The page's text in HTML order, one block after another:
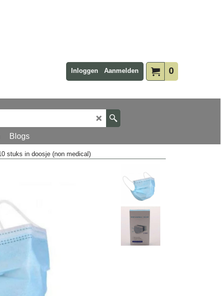
0
Inloggen Aanmelden
Blogs
stuks in doosje (non medical)